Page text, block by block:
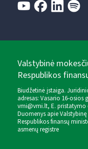
Valstybinė
Respublikos
Biudžetinė įstaiga.
adresas: Vasario 16-osios
vmi@vmi.lt, E. pristatymo
Duomenys apie
Respublikos finansų
asmenų registre